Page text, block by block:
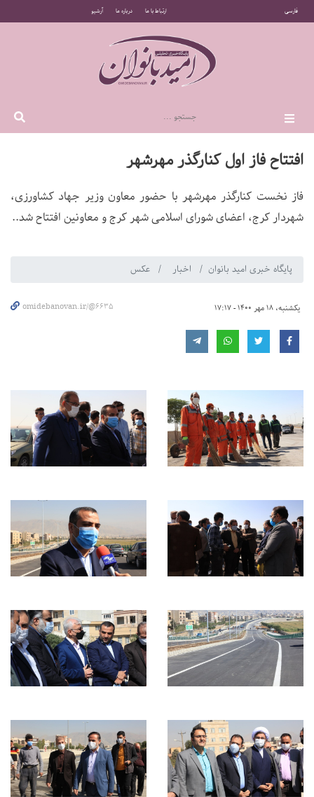
فارسی ارتباط با ما درباره ما آرشیو
افتتاح فاز اول کنارگذر مهرشهر
فاز نخست کنارگذر مهرشهر با حضور معاون وزیر جهاد کشاورزی،
شهردار کرج، اعضای شورای اسلامی شهر کرج و معاونین افتتاح شد..
پایگاه خبری امید بانوان اخبار عکس
یکشنبه، 18 مهر 1400 - 17:17 omidebanovan.ir/@6635